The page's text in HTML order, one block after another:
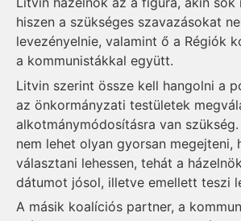
hiszen a szükséges szavazásokat
levezényelnie, valamint ő a Régiók
a kommunistákkal együtt.
Litvin szerint össze kell hangolni a
az önkormányzati testületek
alkotmánymódosításra van
nem lehet olyan gyorsan megejteni,
választani lehessen, tehát a
dátumot jósol, illetve emellett teszi
A másik koalíciós partner, a